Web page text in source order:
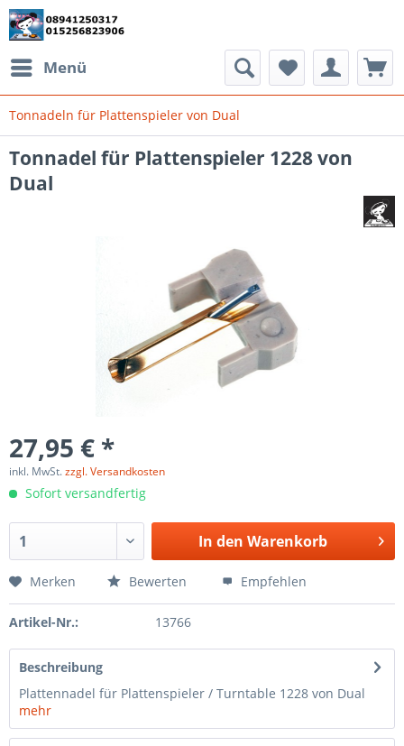
Menü
Tonnadeln für Plattenspieler von Dual
Tonnadel für Plattenspieler 1228 von
Dual
27,95 € *
inkl. MwSt.zzgl. Versandkosten
Sofort versandfertig
In den Warenkorb
Merken Bewerten Empfehlen
Artikel-Nr.: 13766
Beschreibung
Plattennadel für Plattenspieler / Turntable 1228 von Dual
mehr